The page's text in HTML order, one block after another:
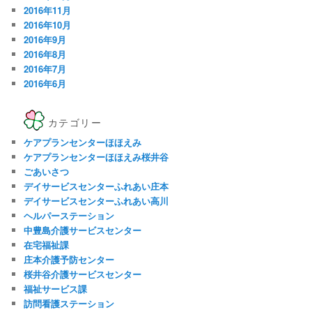
2016年11月
2016年10月
2016年9月
2016年8月
2016年7月
2016年6月
カテゴリー
ケアプランセンターほほえみ
ケアプランセンターほほえみ桜井谷
ごあいさつ
デイサービスセンターふれあい庄本
デイサービスセンターふれあい高川
ヘルパーステーション
中豊島介護サービスセンター
在宅福祉課
庄本介護予防センター
桜井谷介護サービスセンター
福祉サービス課
訪問看護ステーション